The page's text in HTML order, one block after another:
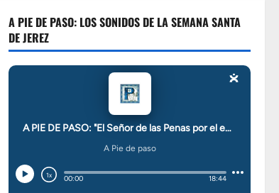
A PIE DE PASO: LOS SONIDOS DE LA SEMANA SANTA
DE JEREZ